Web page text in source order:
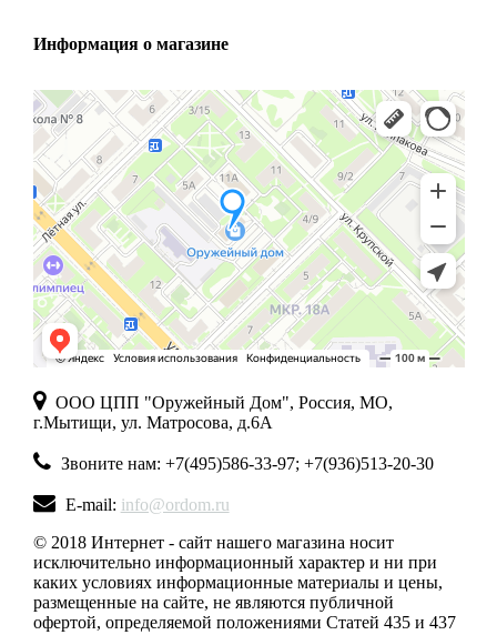
Информация о магазине
ООО ЦПП "Оружейный Дом", Россия, МО,
г.Мытищи, ул. Матросова, д.6А
Звоните нам: +7(495)586-33-97; +7(936)513-20-30
E-mail: info@ordom.ru
© 2018 Интернет - сайт нашего магазина носит
исключительно информационный характер и ни при
каких условиях информационные материалы и цены,
размещенные на сайте, не являются публичной
офертой, определяемой положениями Статей 435 и 437